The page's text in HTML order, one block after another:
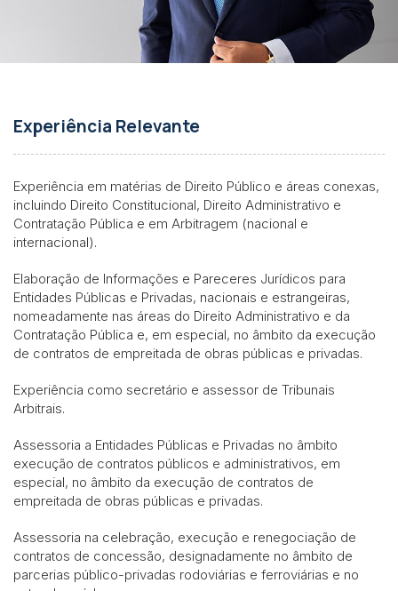
Experiência Relevante
Experiência em matérias de Direito Público e áreas conexas,
incluindo Direito Constitucional, Direito Administrativo e
Contratação Pública e em Arbitragem (nacional e
internacional).
Elaboração de Informações e Pareceres Jurídicos para
Entidades Públicas e Privadas, nacionais e estrangeiras,
nomeadamente nas áreas do Direito Administrativo e da
Contratação Pública e, em especial, no âmbito da execução
de contratos de empreitada de obras públicas e privadas.
Experiência como secretário e assessor de Tribunais
Arbitrais.
Assessoria a Entidades Públicas e Privadas no âmbito
execução de contratos públicos e administrativos, em
especial, no âmbito da execução de contratos de
empreitada de obras públicas e privadas.
Assessoria na celebração, execução e renegociação de
contratos de concessão, designadamente no âmbito de
parcerias público-privadas rodoviárias e ferroviárias e no